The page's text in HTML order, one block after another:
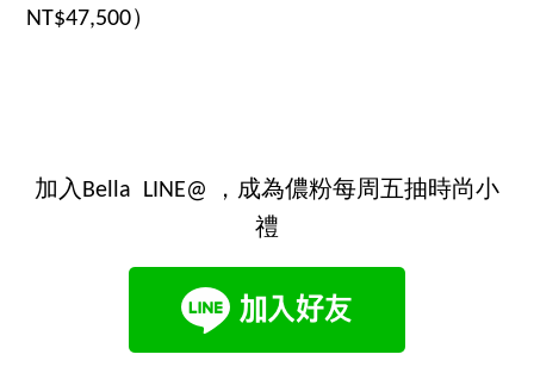
NT$47,500）
加入Bella LINE@ ，成為儂粉每周五抽時尚小
禮